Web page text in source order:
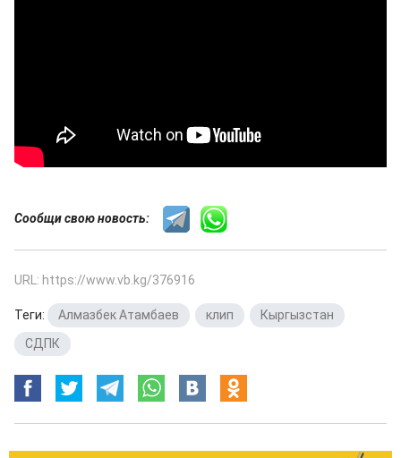
Сообщи свою новость:
URL: https://www.vb.kg/376916
Теги: Алмазбек Атамбаев клип Кыргызстан
СДПК